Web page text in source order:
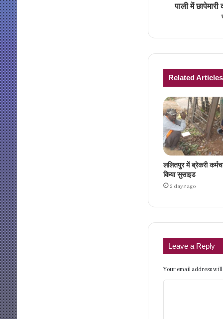
पाली में
Related Articles
ललितपुर में ब्रेकरी
किया सुसाइड
2 days ago
Leave a Reply
Your email address